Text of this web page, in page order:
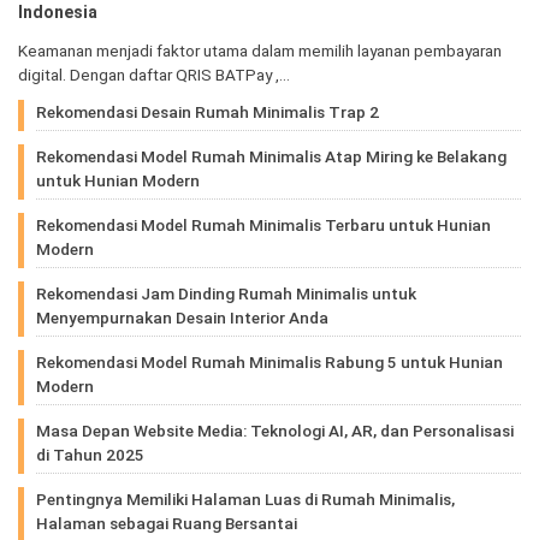
Indonesia
Keamanan menjadi faktor utama dalam memilih layanan pembayaran
digital. Dengan daftar QRIS BATPay ,…
Rekomendasi Desain Rumah Minimalis Trap 2
Rekomendasi Model Rumah Minimalis Atap Miring ke Belakang
untuk Hunian Modern
Rekomendasi Model Rumah Minimalis Terbaru untuk Hunian
Modern
Rekomendasi Jam Dinding Rumah Minimalis untuk
Menyempurnakan Desain Interior Anda
Rekomendasi Model Rumah Minimalis Rabung 5 untuk Hunian
Modern
Masa Depan Website Media: Teknologi AI, AR, dan Personalisasi
di Tahun 2025
Pentingnya Memiliki Halaman Luas di Rumah Minimalis,
Halaman sebagai Ruang Bersantai